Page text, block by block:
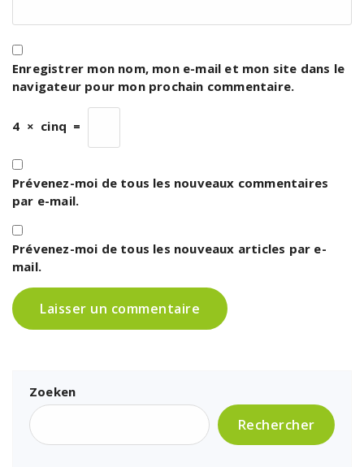
Enregistrer mon nom, mon e-mail et mon site dans le
navigateur pour mon prochain commentaire.
4 × cinq =
Prévenez-moi de tous les nouveaux commentaires
par e-mail.
Prévenez-moi de tous les nouveaux articles par e-
mail.
Zoeken
Rechercher